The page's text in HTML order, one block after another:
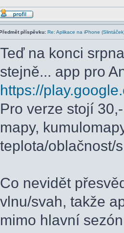
příspěvku: Re: Aplikace na iPhone
Teď na konci
stejně... app pro
https://
Pro verze stojí
mapy,
teplota/oblačnost/
Co nevidět
vlnu/svah, takže
mimo hlavní